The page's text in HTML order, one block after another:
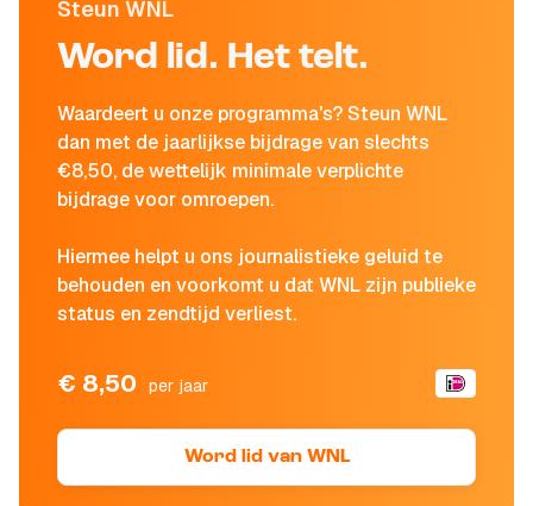
Steun WNL
Word lid. Het telt.
Waardeert u onze programma's? Steun WNL
dan met de jaarlijkse bijdrage van slechts
€8,50, de wettelijk minimale verplichte
bijdrage voor omroepen.
Hiermee helpt u ons journalistieke geluid te
behouden en voorkomt u dat WNL zijn publieke
status en zendtijd verliest.
€ 8,50 per jaar
Word lid van WNL